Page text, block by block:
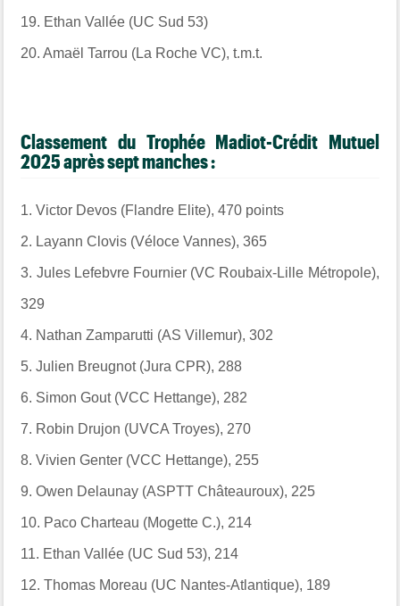
19. Ethan Vallée (UC Sud 53)
20. Amaël Tarrou (La Roche VC), t.m.t.
Classement du Trophée Madiot-Crédit Mutuel
2025 après sept manches :
1. Victor Devos (Flandre Elite), 470 points
2. Layann Clovis (Véloce Vannes), 365
3. Jules Lefebvre Fournier (VC Roubaix-Lille Métropole),
329
4. Nathan Zamparutti (AS Villemur), 302
5. Julien Breugnot (Jura CPR), 288
6. Simon Gout (VCC Hettange), 282
7. Robin Drujon (UVCA Troyes), 270
8. Vivien Genter (VCC Hettange), 255
9. Owen Delaunay (ASPTT Châteauroux), 225
10. Paco Charteau (Mogette C.), 214
11. Ethan Vallée (UC Sud 53), 214
12. Thomas Moreau (UC Nantes-Atlantique), 189